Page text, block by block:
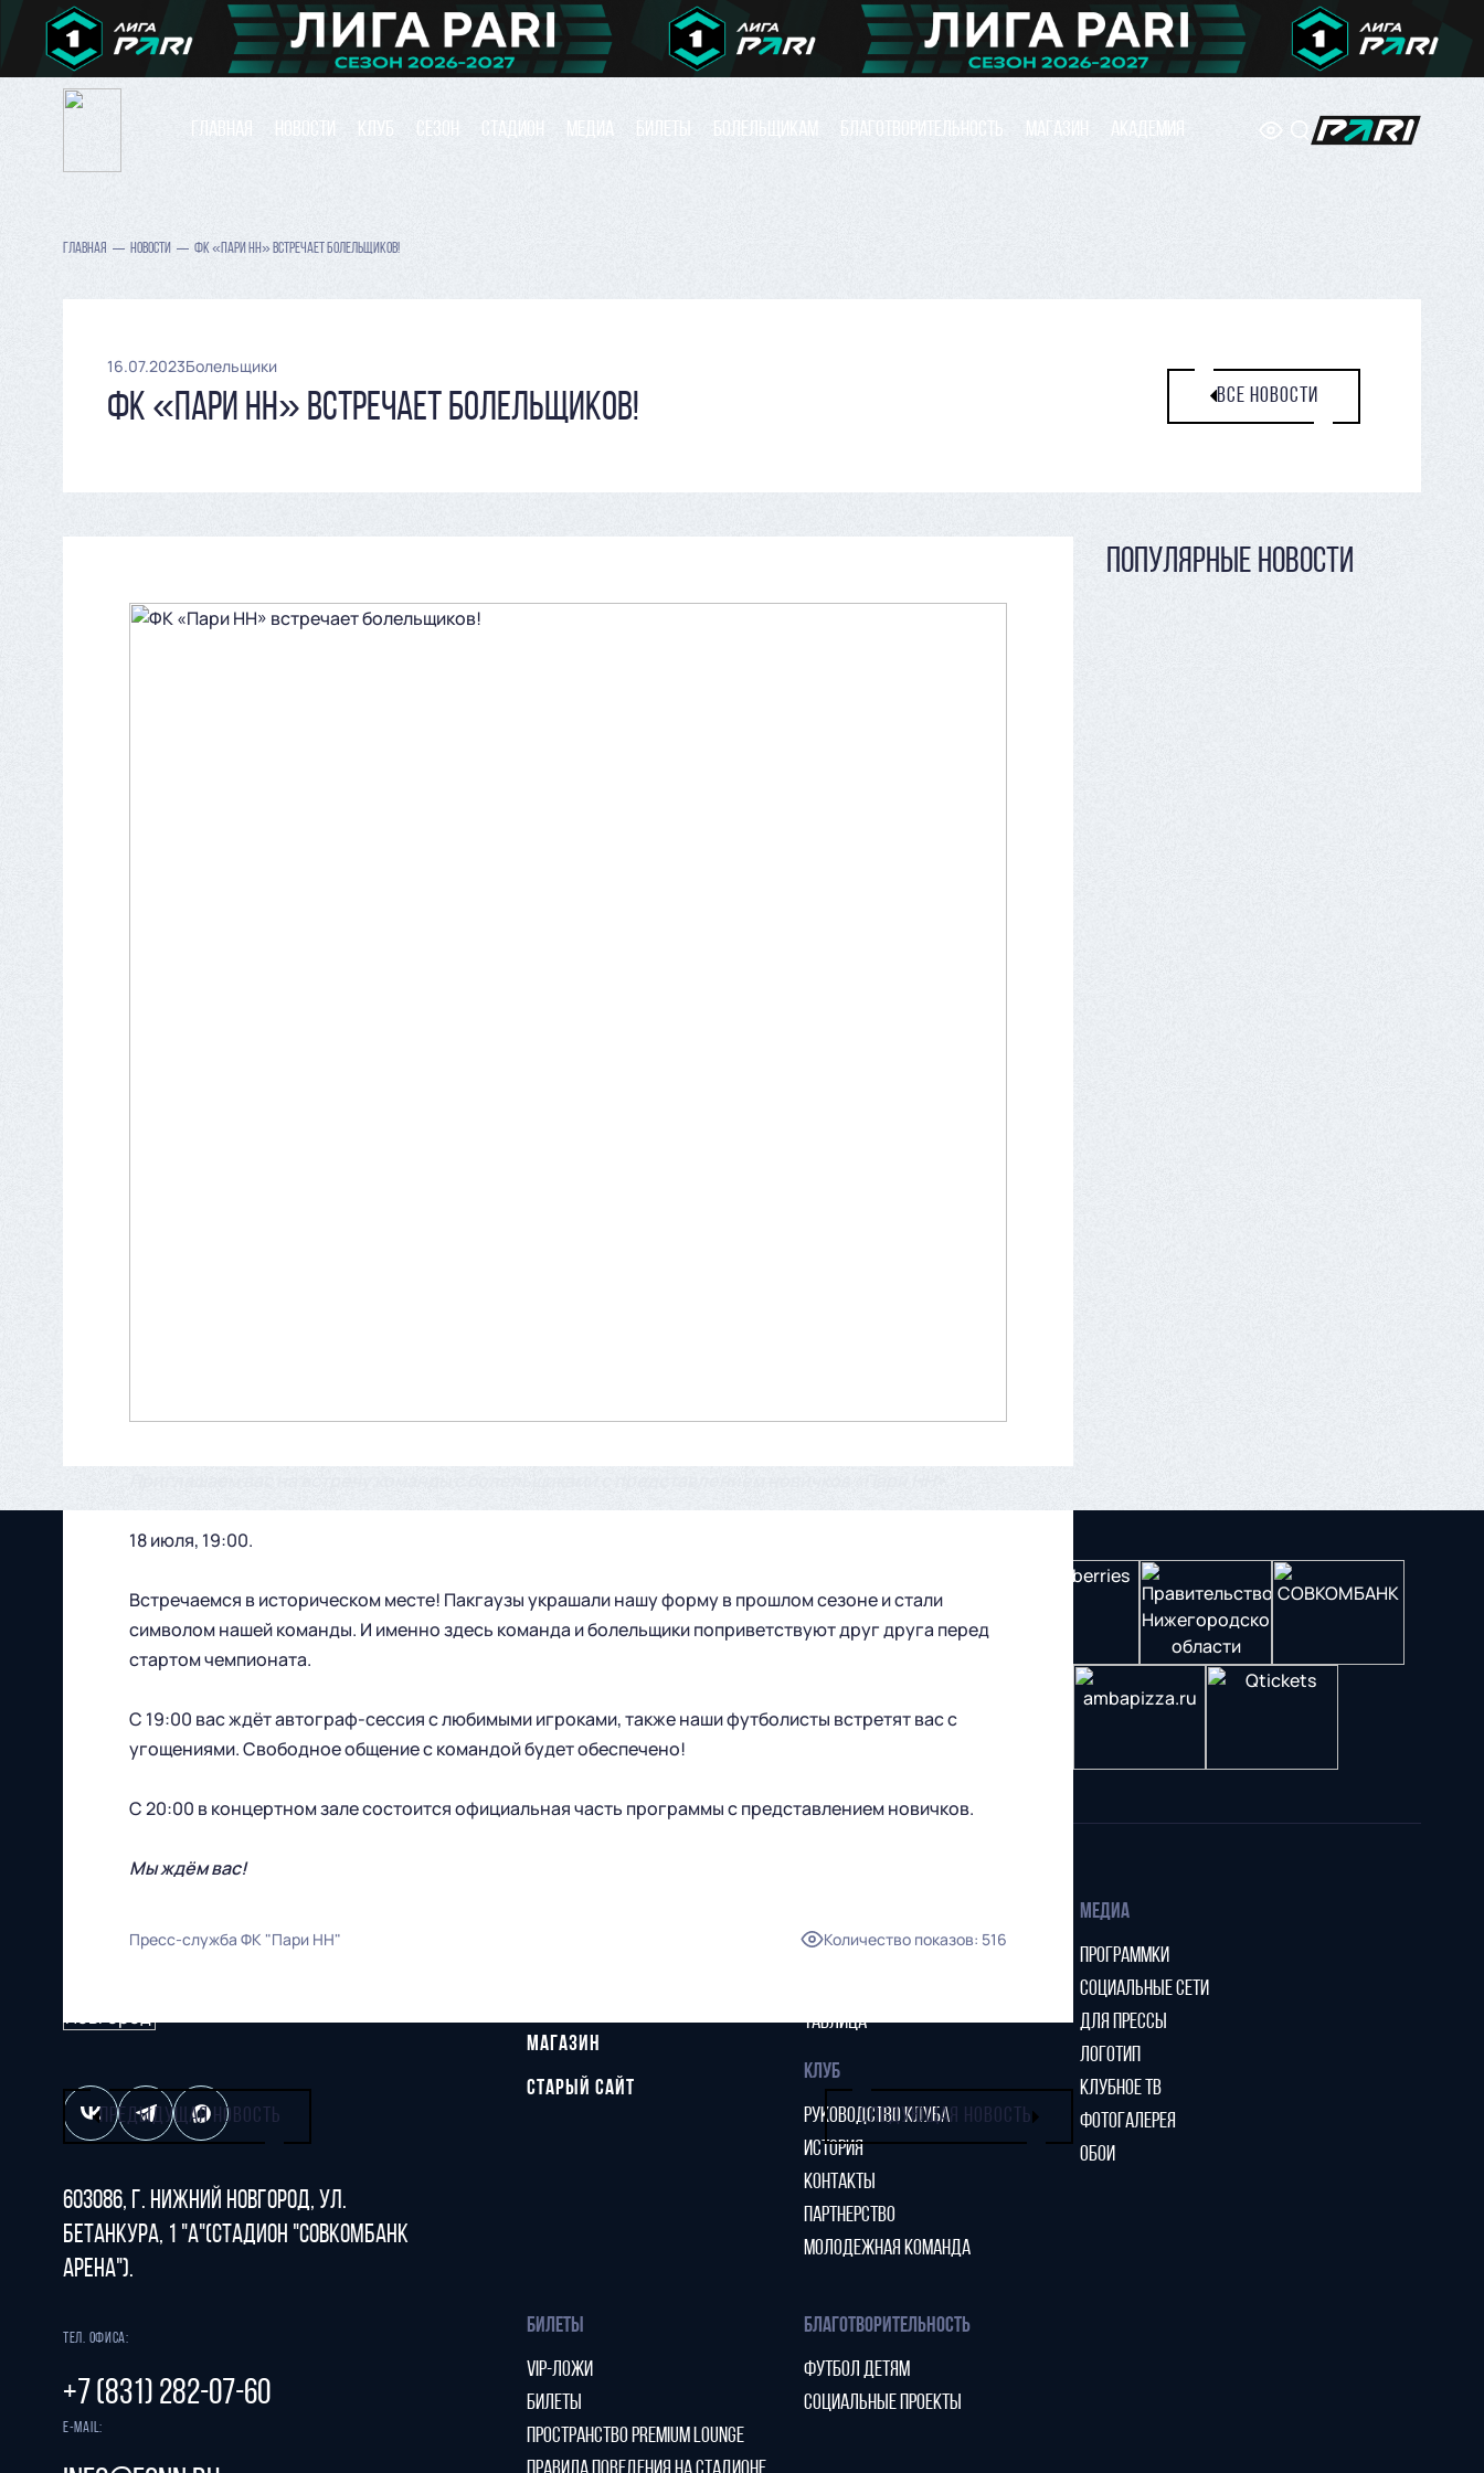
ГЛАВНАЯ НОВОСТИ КЛУБ СЕЗОН СТАДИОН МЕДИА БИЛЕТЫ БОЛЕЛЬЩИКАМ БЛАГОТВОРИТЕЛЬНОСТЬ МАГАЗИН АКАДЕМИЯ
ГЛАВНАЯ НОВОСТИ ФК «ПАРИ НН» ВСТРЕЧАЕТ БОЛЕЛЬЩИКОВ!
16.07.2023Болельщики
ФК «ПАРИ НН» ВСТРЕЧАЕТ БОЛЕЛЬЩИКОВ! ВСЕ НОВОСТИ
18 июля, 19:00.
Встречаемся в историческом месте! Пакгаузы украшали нашу форму в прошлом сезоне и стали
символом нашей команды. И именно здесь команда и болельщики поприветствуют друг друга перед
стартом чемпионата.
С 19:00 вас ждёт автограф-сессия с любимыми игроками, также наши футболисты встретят вас с
угощениями. Свободное общение с командой будет обеспечено!
С 20:00 в концертном зале состоится официальная часть программы с представлением новичков.
Мы ждём вас!
Пресс-служба ФК "Пари НН" Количество показов: 516
ПРЕДЫДУЩАЯ НОВОСТЬ СЛЕДУЮЩАЯ НОВОСТЬ
ПОПУЛЯРНЫЕ НОВОСТИ
Футбольный клуб
603086, г. Нижний Новгород, ул.
Бетанкура, 1 "А"(стадион "СОВКОМБАНК
АРЕНА").
Тел. офиса:
+7 (831) 282-07-60
E-mail:
МАГАЗИН
СТАРЫЙ САЙТ
ТАБЛИЦА
КЛУБ
РУКОВОДСТВО КЛУБА
ИСТОРИЯ
КОНТАКТЫ
ПАРТНЕРСТВО
МОЛОДЕЖНАЯ КОМАНДА
МЕДИА
ПРОГРАММКИ
СОЦИАЛЬНЫЕ СЕТИ
ДЛЯ ПРЕССЫ
ЛОГОТИП
КЛУБНОЕ ТВ
ФОТОГАЛЕРЕЯ
ОБОИ
БИЛЕТЫ
VIP-ЛОЖИ
БИЛЕТЫ
ПРОСТРАНСТВО PREMIUM LOUNGE
БЛАГОТВОРИТЕЛЬНОСТЬ
ФУТБОЛ ДЕТЯМ
СОЦИАЛЬНЫЕ ПРОЕКТЫ